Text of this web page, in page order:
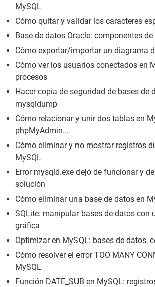
MySQL
Cómo quitar y validar los caracteres
Base de datos Oracle: componentes
Cómo exportar/importar un diagrama
Cómo ver los usuarios conectados en
procesos
Hacer copia de seguridad de bases de
mysqldump
Cómo relacionar y unir dos tablas en
phpMyAdmin...
Cómo eliminar y no mostrar registros
MySQL
Error mysqld.exe dejó de funcionar y
solución
Cómo eliminar una base de datos en
SQLite: manipular bases de datos con
gráfica
Optimizar en MySQL: bases de datos,
Cómo resolver el error TOO MANY
MySQL
Función DATE_SUB en MySQL: